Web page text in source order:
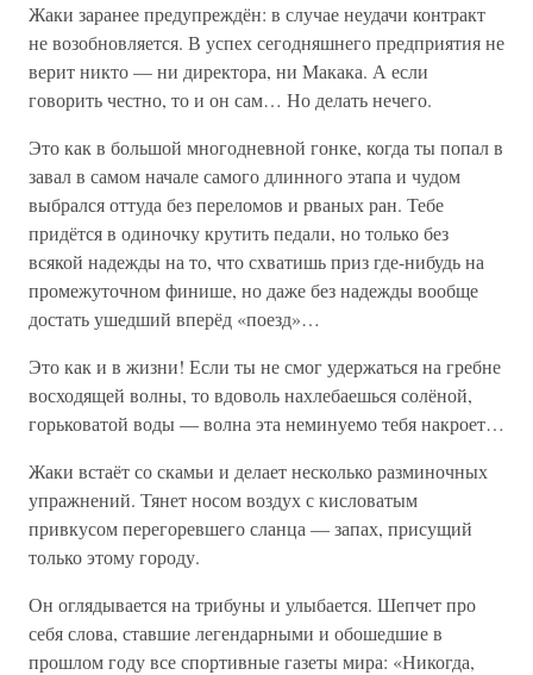
Жаки заранее предупреждён: в случае неудачи контракт
не возобновляется. В успех сегодняшнего предприятия не
верит никто — ни директора, ни Макака. А если
говорить честно, то и он сам… Но делать нечего.
Это как в большой многодневной гонке, когда ты попал в
завал в самом начале самого длинного этапа и чудом
выбрался оттуда без переломов и рваных ран. Тебе
придётся в одиночку крутить педали, но только без
всякой надежды на то, что схватишь приз где-нибудь на
промежуточном финише, но даже без надежды вообще
достать ушедший вперёд «поезд»…
Это как и в жизни! Если ты не смог удержаться на гребне
восходящей волны, то вдоволь нахлебаешься солёной,
горьковатой воды — волна эта неминуемо тебя накроет…
Жаки встаёт со скамьи и делает несколько разминочных
упражнений. Тянет носом воздух с кисловатым
привкусом перегоревшего сланца — запах, присущий
только этому городу.
Он оглядывается на трибуны и улыбается. Шепчет про
себя слова, ставшие легендарными и обошедшие в
прошлом году все спортивные газеты мира: «Никогда,